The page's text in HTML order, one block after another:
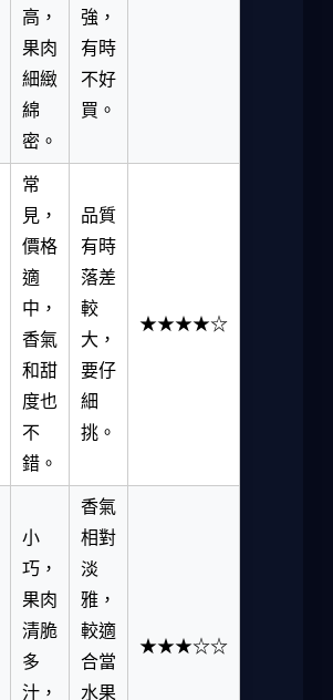
高，
果肉
細緻
綿
密。
強，
有時
不好
買。
常
見，
價格
適
中，
香氣
和甜
度也
不
錯。
品質
有時
落差
較
大，
要仔
細
挑。
★★★★☆
小
巧，
果肉
清脆
多
汁，
香氣
相對
淡
雅，
較適
合當
水果
★★★☆☆